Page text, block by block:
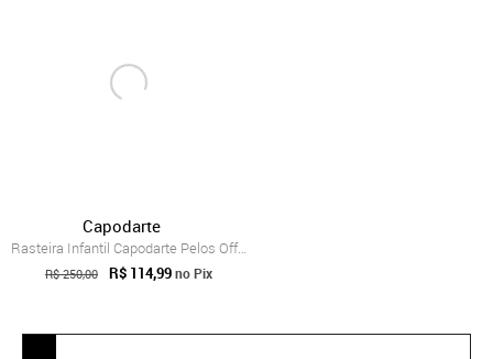
Capodarte
Rasteira Infantil Capodarte Pelos Off-White
R$ 250,00 R$ 114,99no Pix